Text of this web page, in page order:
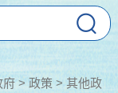
府> 政策 > 其他政